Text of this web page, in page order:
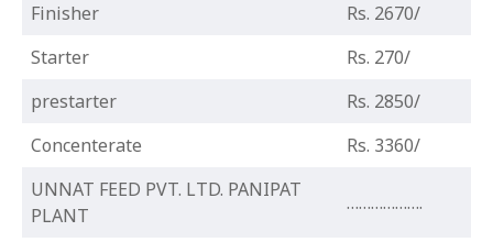
Finisher
Rs. 2670/
Starter
Rs. 270/
prestarter
Rs. 2850/
Concenterate
Rs. 3360/
UNNAT FEED PVT. LTD. PANIPAT
PLANT
……………….